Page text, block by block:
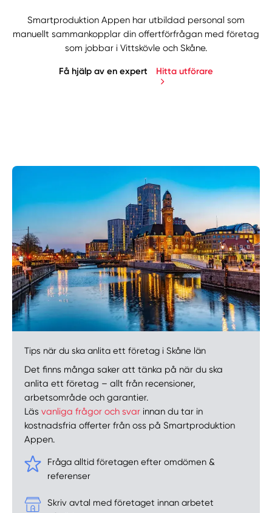
Välj tillvägagångssätt
Smartproduktion Appen har utbildad personal som
manuellt sammankopplar din offertförfrågan med företag
som jobbar i Vittskövle och Skåne.
Få hjälp av en expert Hitta utförare
Tips när du ska anlita ett företag i Skåne län
Det finns många saker att tänka på när du ska
anlita ett företag – allt från recensioner,
arbetsområde och garantier.
Läsvanliga frågor och svar innan du tar in
kostnadsfria offerter från oss på Smartproduktion
Appen.
Fråga alltid företagen efter omdömen &
referenser
Skriv avtal med företaget innan arbetet